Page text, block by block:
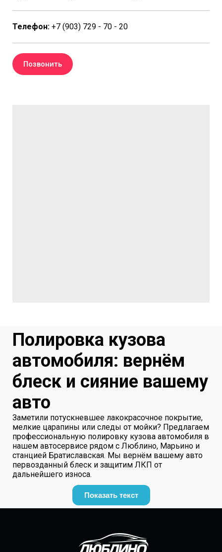
Телефон: +7 (903) 729 - 70 - 20
Позвонить
Полировка кузова
автомобиля: вернём
блеск и сияние вашему
авто
Заметили потускневшее лакокрасочное покрытие,
мелкие царапины или следы от мойки? Предлагаем
профессиональную полировку кузова автомобиля в
нашем автосервисе рядом с Люблино, Марьино и
станцией Братиславская. Мы вернём вашему авто
первозданный блеск и защитим ЛКП от
дальнейшего износа.
Показать текст